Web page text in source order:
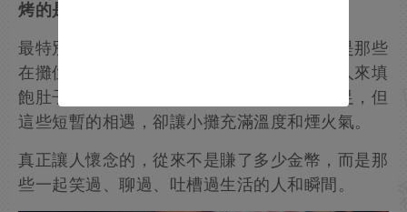
烤的是冷面，品的是人生
最特別的地方，不只是賺錢或完成訂單，而是那些
在攤位前停留片刻的人和他們的小故事。有人來填
飽肚子，有人來訴說心事，有人只是順路駐足，但
這些短暫的相遇，卻讓小攤充滿溫度和煙火氣。
真正讓人懷念的，從來不是賺了多少金幣，而是那
些一起笑過、聊過、吐槽過生活的人和瞬間。